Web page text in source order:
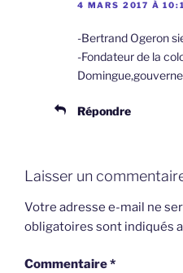
4 MARS 2017 À
-Bertrand Ogeron
-Fondateur de la
Répondre
Laisser un
Votre adresse e-mail ne
obligatoires sont indiqués
Commentaire*